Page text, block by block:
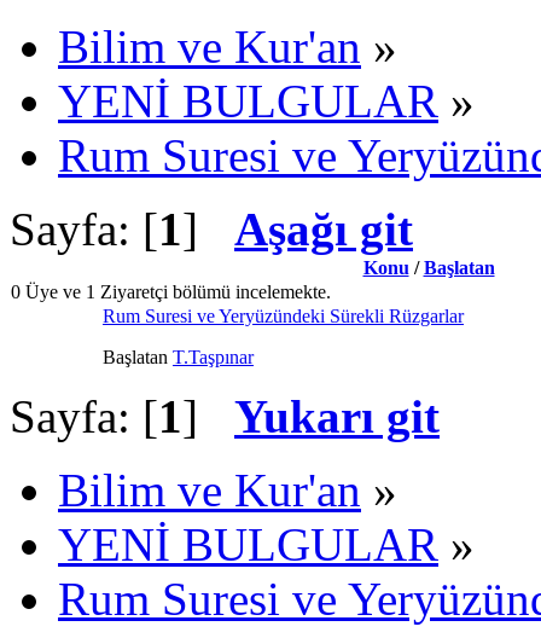
Bilim ve Kur'an »
YENİ BULGULAR »
Rum Suresi ve
Sayfa: [1] Aşağı git
Konu /Başlatan
0 Üye ve 1 Ziyaretçi bölümü incelemekte.
Rum Suresi ve Yeryüzündeki Sürekli Rüzgarlar
Başlatan T.Taşpınar
Sayfa: [1] Yukarı git
Bilim ve Kur'an »
YENİ BULGULAR »
Rum Suresi ve